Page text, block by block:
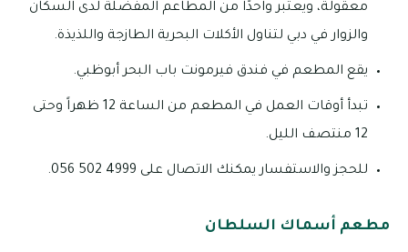
معقولة، ويعتبر واحدًا من المطاعم المفضلة لدى السكان
والزوار في دبي لتناول الأكلات البحرية الطازجة واللذيذة.
يقع المطعم في فندق فيرمونت باب البحر أبوظبي.
تبدأ أوقات العمل في المطعم من الساعة 12 ظهراً وحتى
12 منتصف الليل.
للحجز والاستفسار يمكنك الاتصال على 4999 502 056.
مطعم أسماك السلطان